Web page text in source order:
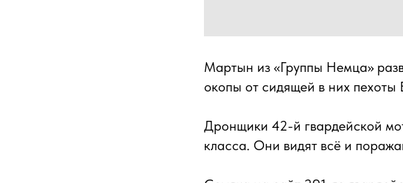
Мартын из «Группы Немца»
окопы от сидящей в них пехоты
Дронщики 42-й гвардейской
класса. Они видят всё и